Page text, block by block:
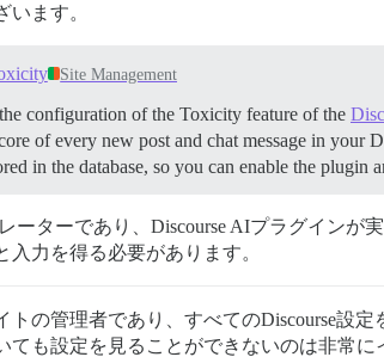
います。
Site Management
configuration of the Toxicity feature of the
of every new post and chat message in your
in the database, so you can enable the plugin
ーターであり、Discourse AIプラグイン
力を得る必要があります。
トの管理者であり、すべてのDiscourse設
ても設定を見ることができないのは非常